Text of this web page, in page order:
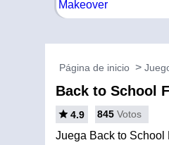
Página de inicio
Back to School
4.9 845 Votos
Juega Back to School